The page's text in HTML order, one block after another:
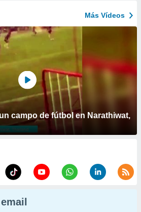
Más Vídeos
campo de fútbol en Narathiwat,